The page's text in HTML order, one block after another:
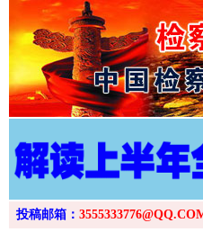
投稿邮箱：